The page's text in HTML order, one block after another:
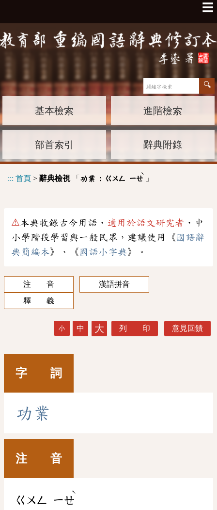
☰
基本檢索 進階檢索
部首索引 辭典附錄
::: 首頁 > 辭典檢視「 功業 : ㄍㄨㄥ ㄧㄝ
ˋ
」
⚠本典收錄古今用語， 適用於語文研究者 ，中
小學階段學習與一般民眾，建議使用《 國語辭
典簡編本》、《 國語小字典》。
注 音
漢語拼音
釋 義
小 中 大 列 印 意見回饋
字 詞
功 業
注 音
ㄍㄨㄥ ㄧㄝ
ˋ